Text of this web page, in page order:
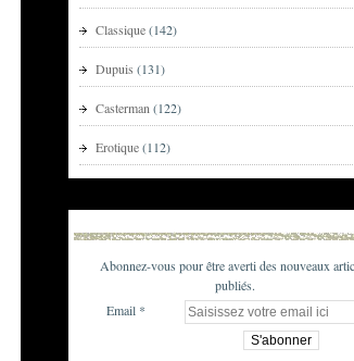
Classique(142)
Dupuis (131)
Casterman (122)
Erotique(112)
Abonnez-vous pour être averti des nouveaux
publiés.
Email